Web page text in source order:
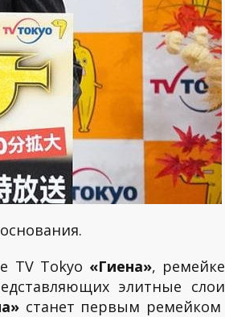
TV Tokyo «Гиена», ремейке
элитные слои
станет первым ремейком